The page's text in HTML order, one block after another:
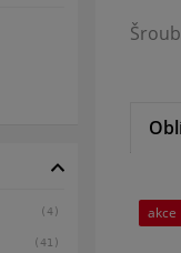
(4)
(41)
akce